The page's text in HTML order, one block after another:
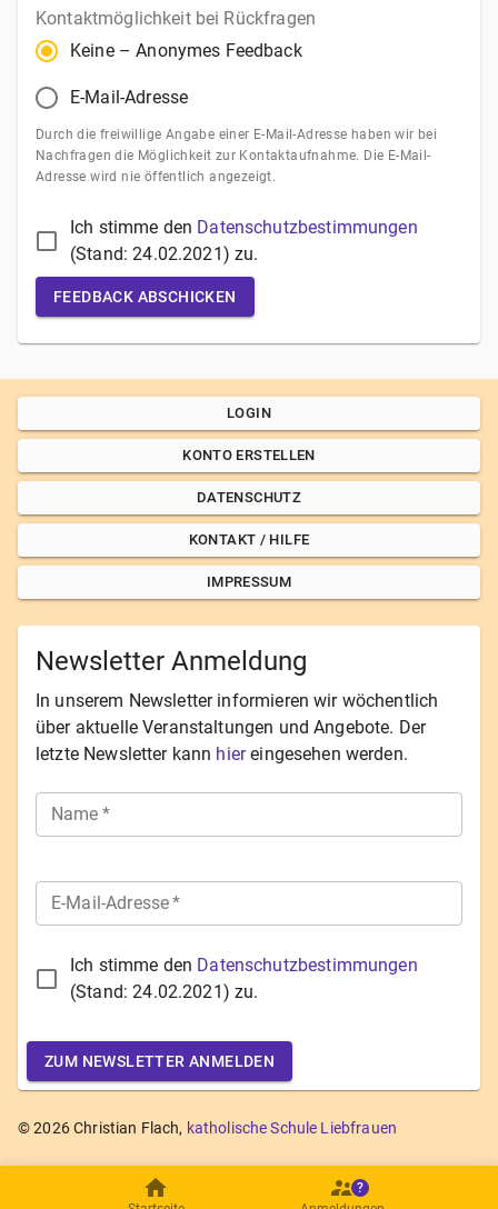
Kontaktmöglichkeit bei Rückfragen
Keine – Anonymes Feedback
E-Mail-Adresse
Durch die freiwillige Angabe einer E-Mail-Adresse haben wir bei
Nachfragen die Möglichkeit zur Kontaktaufnahme. Die E-Mail-
Adresse wird nie öffentlich angezeigt.
Ich stimme den Datenschutzbestimmungen
(Stand:24.02.2021) zu.
FEEDBACK ABSCHICKEN
LOGIN
KONTO ERSTELLEN
DATENSCHUTZ
KONTAKT / HILFE
IMPRESSUM
Newsletter Anmeldung
In unserem Newsletter informieren wir wöchentlich
über aktuelle Veranstaltungen und Angebote. Der
letzte Newsletter kann hier eingesehen werden.
Name *
E-Mail-Adresse*
Ich stimme den Datenschutzbestimmungen
(Stand:24.02.2021) zu.
ZUM NEWSLETTER ANMELDEN
©2026Christian Flach, katholische Schule Liebfrauen
?